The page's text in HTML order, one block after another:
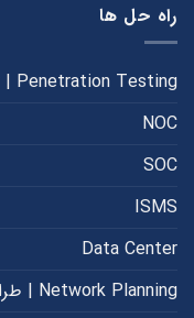
راه حل ها
Penetration Testing | تست نفوذ
NOC
SOC
ISMS
Data Center
Network Planning | طراحی شبکه